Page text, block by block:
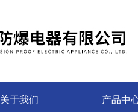
关于我们 产品中